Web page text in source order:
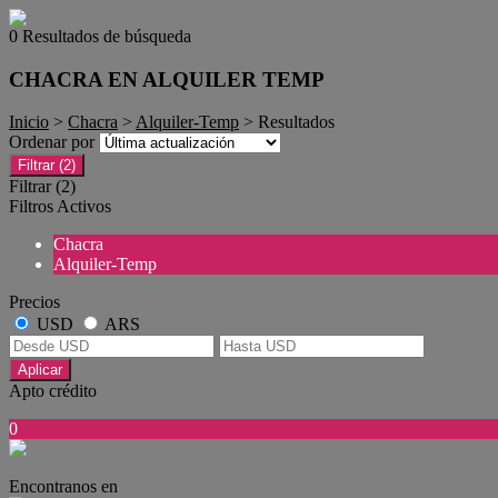
0 Resultados de búsqueda
CHACRA EN ALQUILER TEMP
Inicio > Chacra > Alquiler-Temp > Resultados
Ordenar por
Filtrar (2)
Filtrar (2)
Filtros Activos
Chacra
Alquiler-Temp
Precios
USD
ARS
Aplicar
Apto crédito
0
Encontranos en